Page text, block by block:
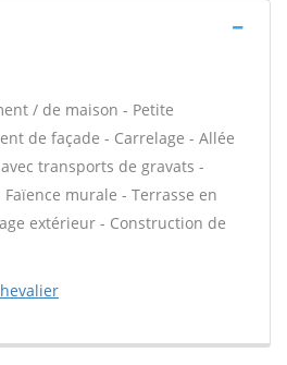
/ de maison - Petite
de façade - Carrelage - Allée
transports de gravats -
murale - Terrasse en
extérieur - Construction de